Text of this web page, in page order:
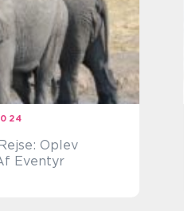
Oplev
Eventyr